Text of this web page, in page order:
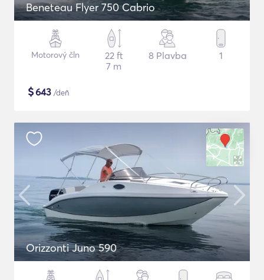
Beneteau Flyer 750 Cabrio
Motorový čln
22 ft
7 m
8 Plavba 1
$643 /deň
Orizzonti Juno 590